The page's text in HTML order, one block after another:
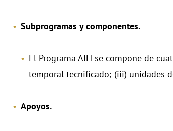
Subprogramas y componentes.
El Programa AIH se compone de
temporal tecnificado; (iii) unidades
Apoyos.